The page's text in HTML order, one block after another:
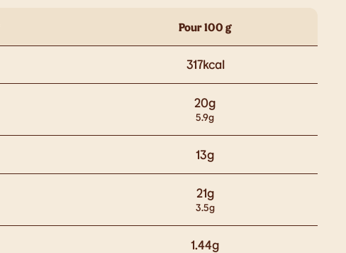
Pour 100 g
317kcal
20g
5.9g
13g
21g
3.5g
1.44g